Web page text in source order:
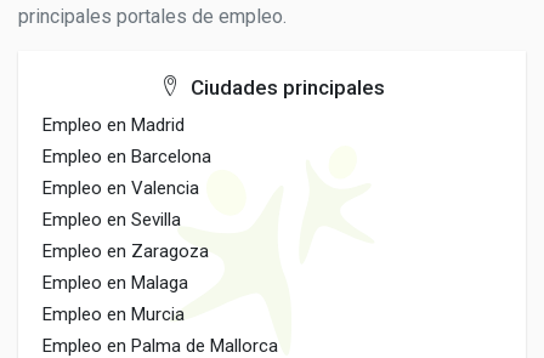
principales portales de empleo.
Ciudades principales
Empleo en Madrid
Empleo en Barcelona
Empleo en Valencia
Empleo en Sevilla
Empleo en Zaragoza
Empleo en Malaga
Empleo en Murcia
Empleo en Palma de Mallorca